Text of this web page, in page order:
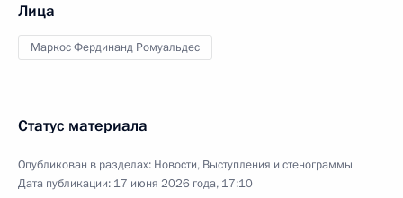
Лица
Маркос Фердинанд Ромуальдес
Статус материала
Опубликован в разделах: Новости, Выступления и стенограммы
Дата публикации: 17 июня 2026 года, 17:10